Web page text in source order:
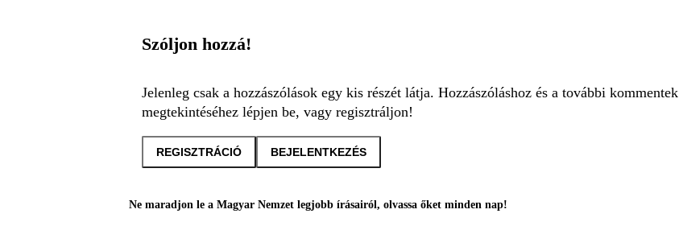
Szóljon hozzá!
Jelenleg csak a hozzászólások egy kis részét látja. Hozzászóláshoz és a további kommentek
megtekintéséhez lépjen be, vagy regisztráljon!
REGISZTRÁCIÓ BEJELENTKEZÉS
Ne maradjon le a Magyar Nemzet legjobb írásairól, olvassa őket minden nap!